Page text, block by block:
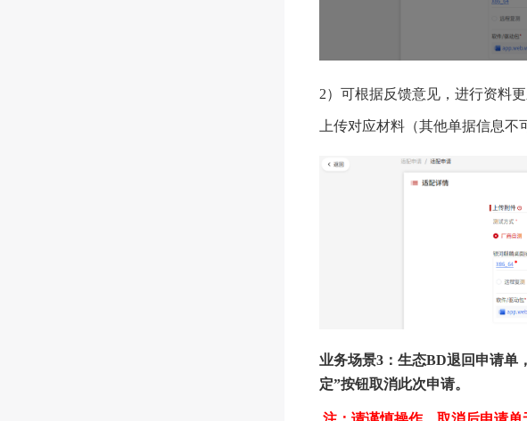
2）可根据反馈意见，进行资料
上传对应材料（其他单据信息
业务场景3：生态BD退回申请单
定”按钮取消此次申请。